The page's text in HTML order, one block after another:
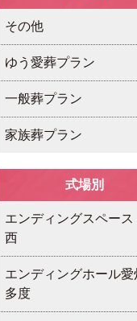
その他
ゆう愛葬プラン
一般葬プラン
家族葬プラン
式場別
エンディングスペース
西
エンディングホール愛
多度